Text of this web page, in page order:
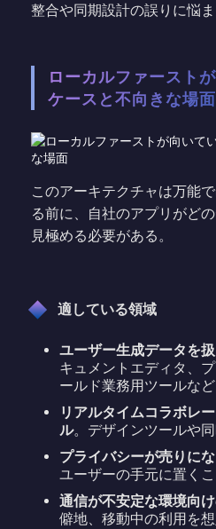
整合や同期設計の誤りに悩ま
ローカルファースト
ケースと不向きな場面
このアーキテクチャは万能
る前に、自社のアプリがど
見極める必要がある。
適している領域
ユーザー生成データを
キュメントエディタ、
ールド業務用ツールなど
リアルタイムコラボレ
ル。デザインツールや
プライバシーが売りに
ユーザーの手元に置く
通信が不安定な環境向
僻地、移動中の利用を